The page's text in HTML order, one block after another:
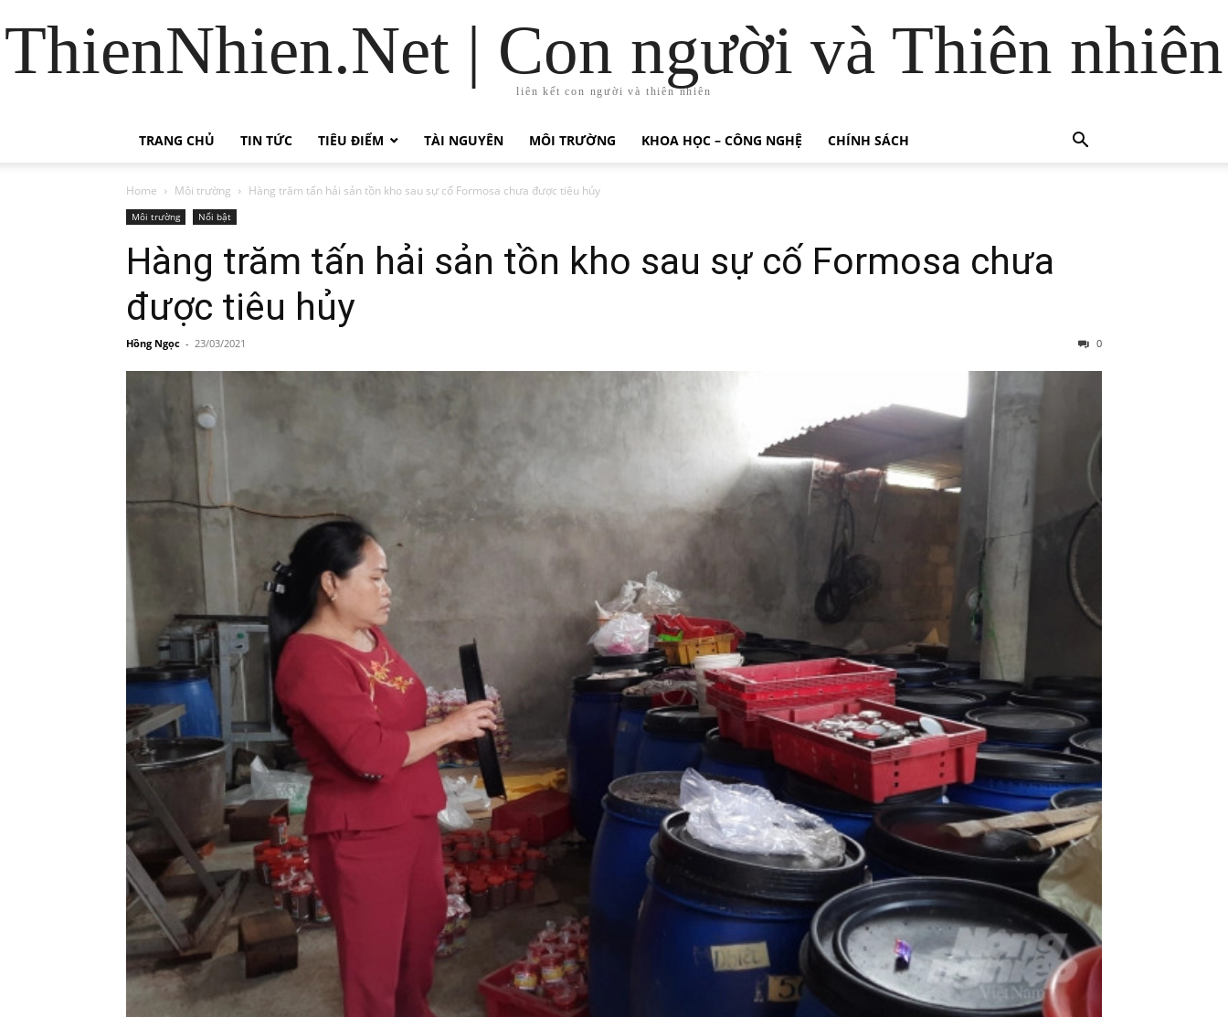
ThienNhien.Net | Con người và Thiên nhiên
liên kết con người và thiên nhiên
TRANG CHỦ TIN TỨC TIÊU ĐIỂM TÀI NGUYÊN MÔI TRƯỜNG KHOA HỌC – CÔNG NGHỆ CHÍNH SÁCH
Home Môi trường Hàng trăm tấn hải sản tồn kho sau sự cố Formosa chưa được tiêu hủy
Môi trường Nổi bật
Hàng trăm tấn hải sản tồn kho sau sự cố Formosa chưa
được tiêu hủy
Hồng Ngọc - 23/03/2021 0